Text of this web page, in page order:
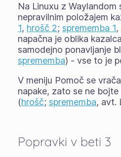
Na Linuxu z Waylandom
nepravilnim položajem
1, hrošč 2; sprememba 1,
napačna je oblika
samodejno ponavljanje
sprememba) - vse to je
V meniju Pomoč se
napake, zato se ne
(hrošč; sprememba, avt.
Popravki v beti 3